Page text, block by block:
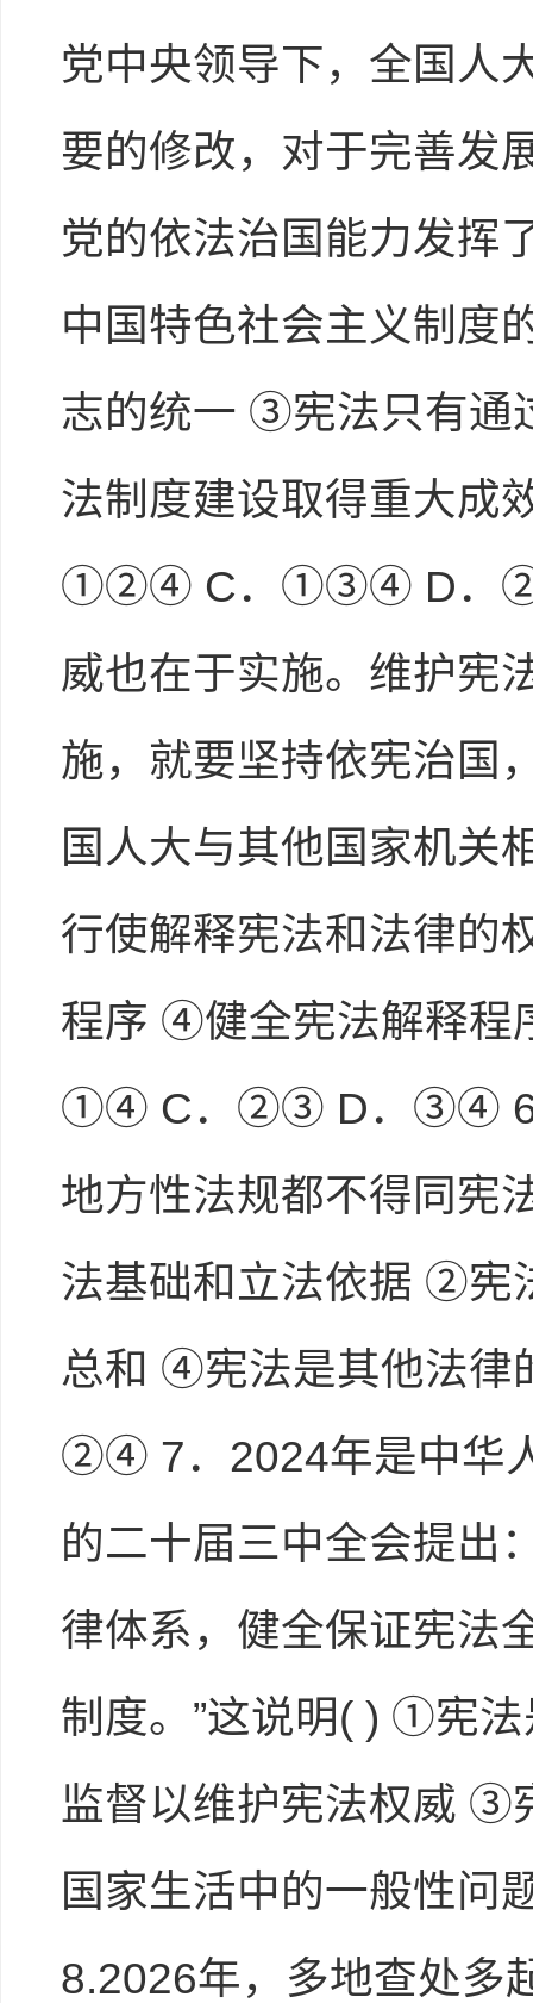
党中央领导下，全国人
要的修改，对于完善发
党的依法治国能力发挥
中国特色社会主义制度
志的统一 ③宪法只有通
法制度建设取得重大
①②④ C．①③④ D．
威也在于实施。维护宪
施，就要坚持依宪治国
国人大与其他国家机关
行使解释宪法和法律的
程序 ④健全宪法解释
①④ C．②③ D．③④ 6．
地方性法规都不得同宪
法基础和立法依据 ②宪
总和 ④宪法是其他法
②④ 7．2024年是中华
的二十届三中全会提出
律体系，健全保证宪法
制度。”这说明( ) ①宪
监督以维护宪法权威 ③
国家生活中的一般
8.2026年，多地查处多